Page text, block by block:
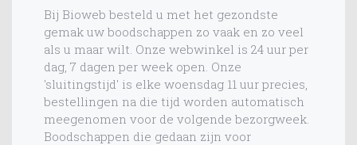
Bij Bioweb besteld u met het gezondste
gemak uw boodschappen zo vaak en zo veel
als u maar wilt. Onze webwinkel is 24 uur per
dag, 7 dagen per week open. Onze
'sluitingstijd' is elke woensdag 11 uur precies,
bestellingen na die tijd worden automatisch
meegenomen voor de volgende bezorgweek.
Boodschappen die gedaan zijn voor